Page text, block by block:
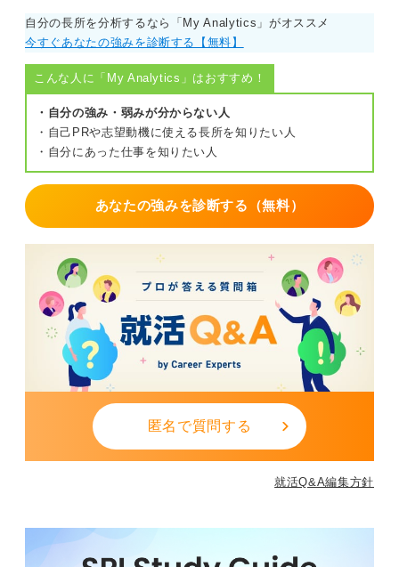
自分の長所を分析するなら「My Analytics」がオススメ
今すぐあなたの強みを診断する【無料】
こんな人に「My Analytics」はおすすめ！
・自分の強み・弱みが分からない人
・自己PRや志望動機に使える長所を知りたい人
・自分にあった仕事を知りたい人
あなたの強みを診断する（無料）
匿名で質問する
就活Q&A編集方針